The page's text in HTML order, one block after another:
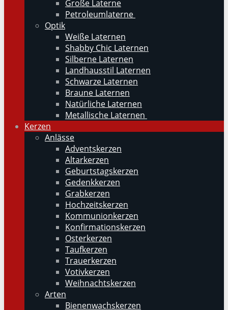
Große Laterne
Petroleumlaterne
Optik
Weiße Laternen
Shabby Chic Laternen
Silberne Laternen
Landhausstil Laternen
Schwarze Laternen
Braune Laternen
Natürliche Laternen
Metallische Laternen
Kerzen
Anlässe
Adventskerzen
Altarkerzen
Geburtstagskerzen
Gedenkkerzen
Grabkerzen
Hochzeitskerzen
Kommunionkerzen
Konfirmationskerzen
Osterkerzen
Taufkerzen
Trauerkerzen
Votivkerzen
Weihnachtskerzen
Arten
Bienenwachskerzen